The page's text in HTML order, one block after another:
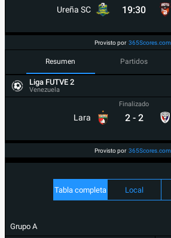
Ureña SC 19:30
Provisto por 365Scores.com
Resumen Partidos
Liga FUTVE 2
Venezuela
Lara
Finalizado
2 - 2
Provisto por 365Scores.com
Tabla completa Local
Grupo A